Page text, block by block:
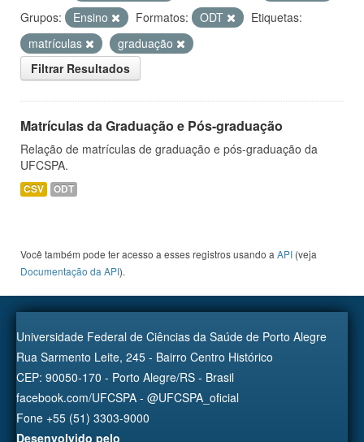
Grupos:
Ensino Formatos: ODT
Etiquetas:
matrículas
graduação
Filtrar Resultados
Matrículas da Graduação e Pós-graduação
Relação de matrículas de graduação e pós-graduação da
UFCSPA.
CSV ODT
Você também pode ter acesso a esses registros usando a API (veja
Documentação da API).
Universidade Federal de Ciências da Saúde de Porto Alegre
Rua Sarmento Leite, 245 - Bairro Centro Histórico
CEP: 90050-170 - Porto Alegre/RS - Brasil
facebook.com/UFCSPA - @UFCSPA_oficial
Fone +55 (51) 3303-9000
Desenvolvido pelo